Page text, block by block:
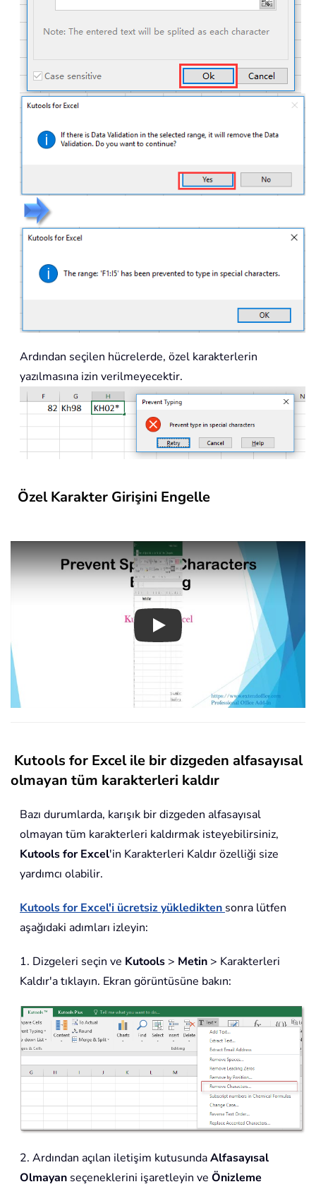
Ardından seçilen hücrelerde, özel karakterlerin
yazılmasına izin verilmeyecektir.
Özel Karakter Girişini Engelle
Play
Kutools for Excel ile bir dizgeden alfasayısal
olmayan tüm karakterleri kaldır
Bazı durumlarda, karışık bir dizgeden alfasayısal
olmayan tüm karakterleri kaldırmak isteyebilirsiniz,
Kutools for Excel'in Karakterleri Kaldır özelliği size
yardımcı olabilir.
Kutools for Excel'i ücretsiz yükledikten sonra lütfen
aşağıdaki adımları izleyin:
1. Dizgeleri seçin ve Kutools > Metin > Karakterleri
Kaldır'a tıklayın. Ekran görüntüsüne bakın:
2. Ardından açılan iletişim kutusundaAlfasayısal
Olmayan seçeneklerini işaretleyin ve Önizleme